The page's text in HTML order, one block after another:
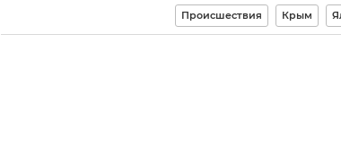
Происшествия Крым